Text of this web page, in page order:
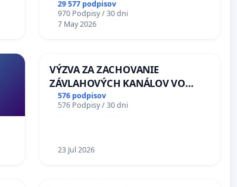
29 577 podpisov
970 Podpisy / 30 dni
7 May 2026
VÝZVA ZA ZACHOVANIE
ZÁVLAHOVÝCH KANÁLOV VO
VÝLUČNOM VLASTNÍCTVE A POD
KONTROLOU SLOVENSKEJ
a odvodňovacích kanálov na
576 podpisov
576 Podpisy / 30 dni
23 Jul 2026